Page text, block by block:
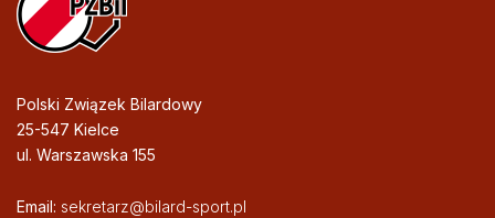
Polski Związek Bilardowy
25-547 Kielce
ul. Warszawska 155
Email: sekretarz@bilard-sport.pl